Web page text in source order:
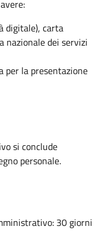
digitale), carta
nazionale dei servizi
per la presentazione
si conclude
personale.
30 giorni